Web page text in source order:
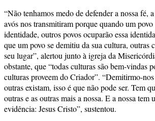
“Não tenhamos medo de defender a nossa fé,
avós nos transmitiram porque quando um povo
identidade, outros povos ocuparão essa
que um povo se demitiu da sua cultura, outras
seu lugar”, alertou junto à igreja da
obstante, que “todas culturas são bem-vindas
culturas proveem do Criador”. “Demitirmo-nos
outras existam, isso é que não pode ser. Tem
outras e as outras mais a nossa. E a nossa
evidência: Jesus Cristo”, sustentou.